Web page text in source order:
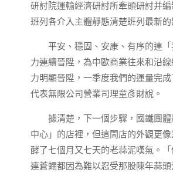
研討院運輸經濟研討所牽頭研討并
班列各介入主體靜態清楚班列最新
平安、穩固、安康、有序的連
力連續晉陞，為中歐商業往來和沿
力明顯晉陞，一季度我們的運量完
代表無限公司營業司理童彥財說。
據清楚，下一個步驟，國鐵團
中心」的店裡，但這間店的外觀更
酵了七個月又七天的老蒜泥嘆氣。
連蒼蠅都因為難以忍受那股陳年蒜